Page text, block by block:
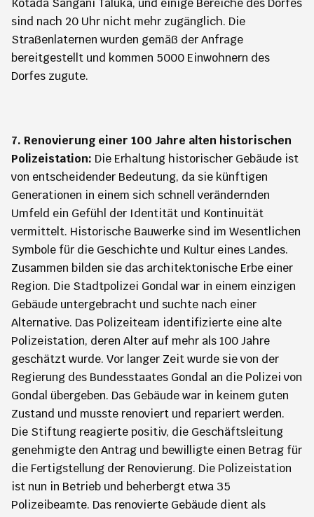
Kotada Sangani Taluka, und einige Bereiche des Dorfes
sind nach 20 Uhr nicht mehr zugänglich. Die
Straßenlaternen wurden gemäß der Anfrage
bereitgestellt und kommen 5000 Einwohnern des
Dorfes zugute.
7. Renovierung einer 100 Jahre alten historischen
Polizeistation: Die Erhaltung historischer Gebäude ist
von entscheidender Bedeutung, da sie künftigen
Generationen in einem sich schnell verändernden
Umfeld ein Gefühl der Identität und Kontinuität
vermittelt. Historische Bauwerke sind im Wesentlichen
Symbole für die Geschichte und Kultur eines Landes.
Zusammen bilden sie das architektonische Erbe einer
Region. Die Stadtpolizei Gondal war in einem einzigen
Gebäude untergebracht und suchte nach einer
Alternative. Das Polizeiteam identifizierte eine alte
Polizeistation, deren Alter auf mehr als 100 Jahre
geschätzt wurde. Vor langer Zeit wurde sie von der
Regierung des Bundesstaates Gondal an die Polizei von
Gondal übergeben. Das Gebäude war in keinem guten
Zustand und musste renoviert und repariert werden.
Die Stiftung reagierte positiv, die Geschäftsleitung
genehmigte den Antrag und bewilligte einen Betrag für
die Fertigstellung der Renovierung. Die Polizeistation
ist nun in Betrieb und beherbergt etwa 35
Polizeibeamte. Das renovierte Gebäude dient als